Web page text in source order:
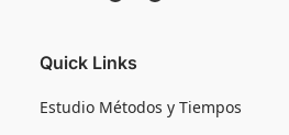
Quick Links
Estudio Métodos y Tiempos